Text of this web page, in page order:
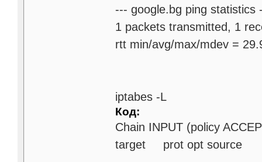
--- google.bg ping statistics
1 packets transmitted, 1
rtt min/avg/max/mdev =
iptabes -L
Код:
Chain INPUT (policy
target prot opt